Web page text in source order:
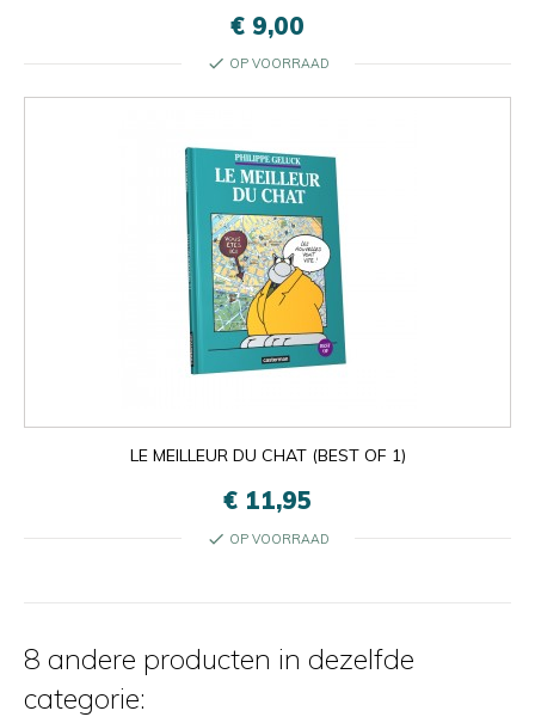
€ 9,00
check OP VOORRAAD
LE MEILLEUR DU CHAT (BEST OF 1)
€ 11,95
check OP VOORRAAD
8 andere producten in dezelfde
categorie: